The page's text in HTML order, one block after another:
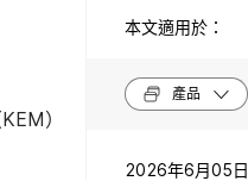
）
本文適用於：
產品
2026年6月05日